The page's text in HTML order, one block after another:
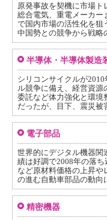
原発事故を契機に市場
総合電気、重電メーカー
で国内市場の活性化を狙
中国勢との競争から戦略
半導体・半導体製造
シリコンサイクルが
ル競争に備え、経営資
委託など体力強化と環境
だったが、目下、震災被
電子部品
世界的にデジタル機器関
績は好調で2008年の落
など原材料価格の上昇
の進む自動車部品の動向
精密機器